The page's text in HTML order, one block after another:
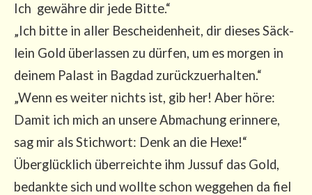
Ich gewäh­re dir jede Bit­te.“
„Ich bit­te in aller Beschei­den­heit, dir die­ses Säck­
lein Gold über­las­sen zu dür­fen, um es mor­gen in
dei­nem Palast in Bag­dad zurück­zu­er­hal­ten.“
„Wenn es wei­ter nichts ist, gib her! Aber höre:
Damit ich mich an unse­re Abma­chung erin­ne­re,
sag mir als Stich­wort: Denk an die Hexe!“
Über­glück­lich über­reich­te ihm Jus­suf das Gold,
bedank­te sich und woll­te schon weg­ge­hen da fiel